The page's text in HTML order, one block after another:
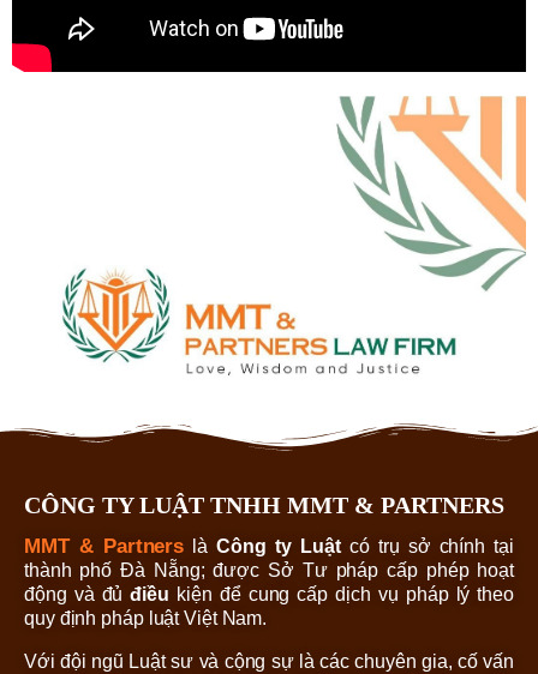
CÔNG TY LUẬT TNHH MMT & PARTNERS
MMT & Partners làCông ty Luậtcó trụ sở chính tại
thành phố Đà Nẵng; được Sở Tư pháp cấp phép hoạt
động và đủđiều kiện để cung cấp dịch vụ pháp lý theo
quy định pháp luật Việt Nam.
Với đội ngũ Luật sư và cộng sự là các chuyên gia, cố vấn